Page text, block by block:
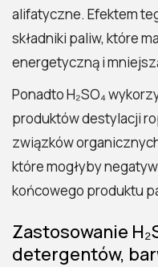
alifatyczne. Efektem
składniki paliw, które
energetyczną i
Ponadto H₂SO₄
produktów destylacji
związków
które mogłyby
końcowego produktu
Zastosowanie
detergentów,